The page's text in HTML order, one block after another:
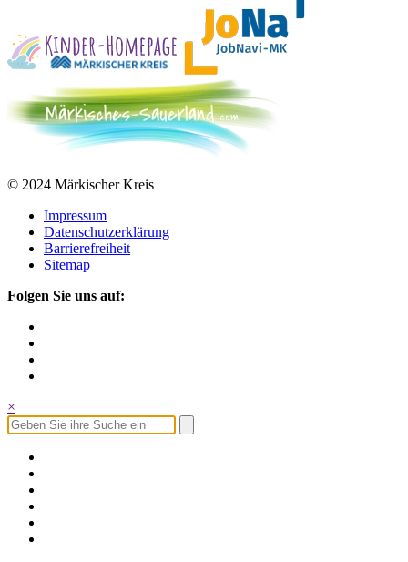
© 2024 Märkischer Kreis
Impressum
Datenschutzerklärung
Barrierefreiheit
Sitemap
Folgen Sie uns auf:
×